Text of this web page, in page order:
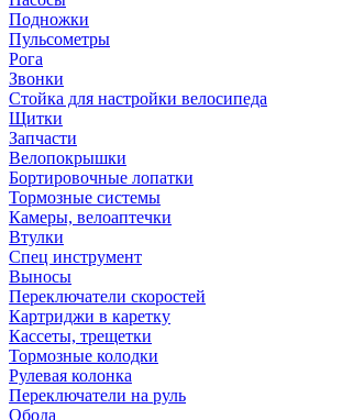
Подножки
Пульсометры
Рога
Звонки
Стойка для настройки велосипеда
Щитки
Запчасти
Велопокрышки
Бортировочные лопатки
Тормозные системы
Камеры, велоаптечки
Втулки
Спец инструмент
Выносы
Переключатели скоростей
Картриджи в каретку
Кассеты, трещетки
Тормозные колодки
Рулевая колонка
Переключатели на руль
Обода